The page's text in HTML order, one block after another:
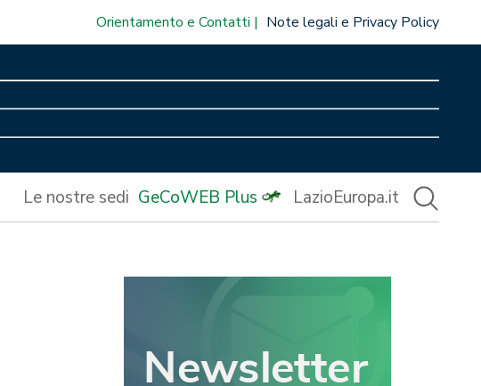
Orientamento e Contatti Note legali e Privacy Policy
Le nostre sedi GeCoWEB Plus LazioEuropa.it